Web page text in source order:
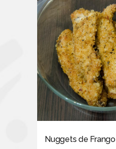
Nuggets de Frango